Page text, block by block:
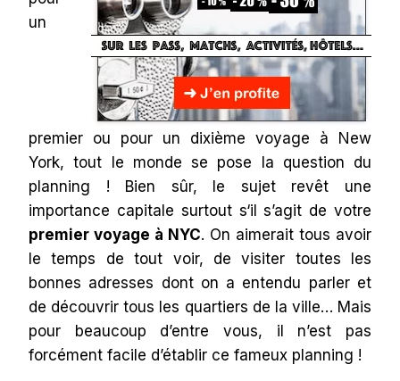
un
premier ou pour un dixième voyage à New
York, tout le monde se pose la question du
planning ! Bien sûr, le sujet revêt une
importance capitale surtout s‘il s’agit de votre
premier voyage à NYC. On aimerait tous avoir
le temps de tout voir, de visiter toutes les
bonnes adresses dont on a entendu parler et
de découvrir tous les quartiers de la ville… Mais
pour beaucoup d’entre vous, il n’est pas
forcément facile d’établir ce fameux planning !